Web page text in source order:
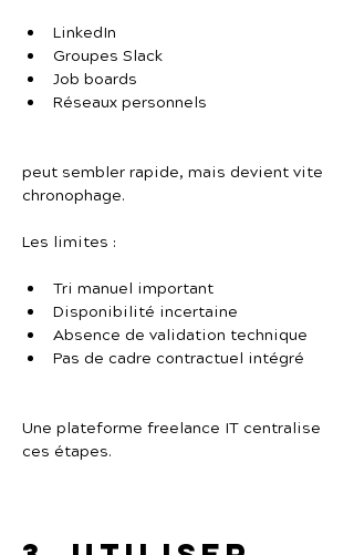
LinkedIn
Groupes Slack
Job boards
Réseaux personnels
peut sembler rapide, mais devient vite
chronophage.
Les limites :
Tri manuel important
Disponibilité incertaine
Absence de validation technique
Pas de cadre contractuel intégré
Une plateforme freelance IT centralise
ces étapes.